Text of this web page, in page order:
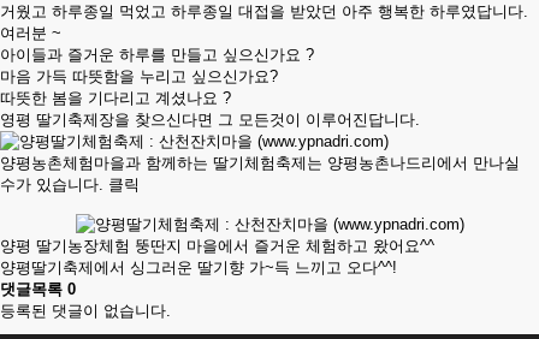
거웠고 하루종일 먹었고 하루종일 대접을 받았던 아주 행복한 하루였답니다.
여러분 ~
아이들과 즐거운 하루를 만들고 싶으신가요 ?
마음 가득 따뜻함을 누리고 싶으신가요?
따뜻한 봄을 기다리고 계셨나요 ?
영평 딸기축제장을 찾으신다면 그 모든것이 이루어진답니다.
양평농촌체험마을과 함께하는 딸기체험축제는 양평농촌나드리에서 만나실
수가 있습니다. 클릭
양평 딸기농장체험 뚱딴지 마을에서 즐거운 체험하고 왔어요^^
양평딸기축제에서 싱그러운 딸기향 가~득 느끼고 오다^^!
댓글목록 0
등록된 댓글이 없습니다.